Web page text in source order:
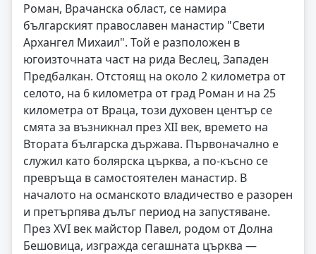
Роман, Врачанска област, се намира
българският православен манастир "Свети
Архангел Михаил". Той е разположен в
югоизточната част на рида Веслец, Западен
Предбалкан. Отстоящ на около 2 километра от
селото, на 6 километра от град Роман и на 25
километра от Враца, този духовен център се
смята за възникнал през XII век, времето на
Втората българска държава. Първоначално е
служил като болярска църква, а по-късно се
превръща в самостоятелен манастир. В
началото на османското владичество е разорен
и претърпява дълъг период на запустяване.
През XVI век майстор Павел, родом от Долна
Бешовица, изгражда сегашната църква —